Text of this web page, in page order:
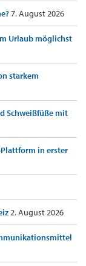
7. August 2026
Urlaub möglichst
starkem
Schweißfüße mit
in erster
2. August 2026